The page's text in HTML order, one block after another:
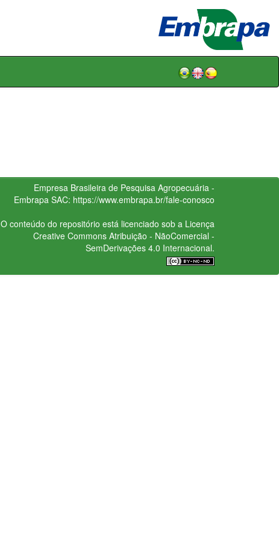
Empresa Brasileira de Pesquisa Agropecuária -
Embrapa SAC: https://www.embrapa.br/fale-conosco
O conteúdo do repositório está licenciado sob a Licença
Creative CommonsAtribuição - NãoComercial -
SemDerivações 4.0 Internacional.